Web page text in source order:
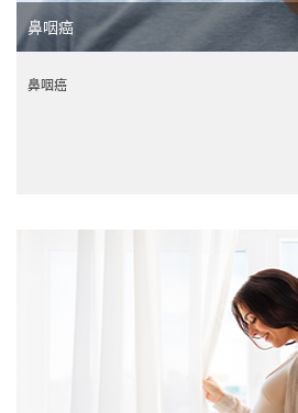
鼻咽癌
鼻咽癌